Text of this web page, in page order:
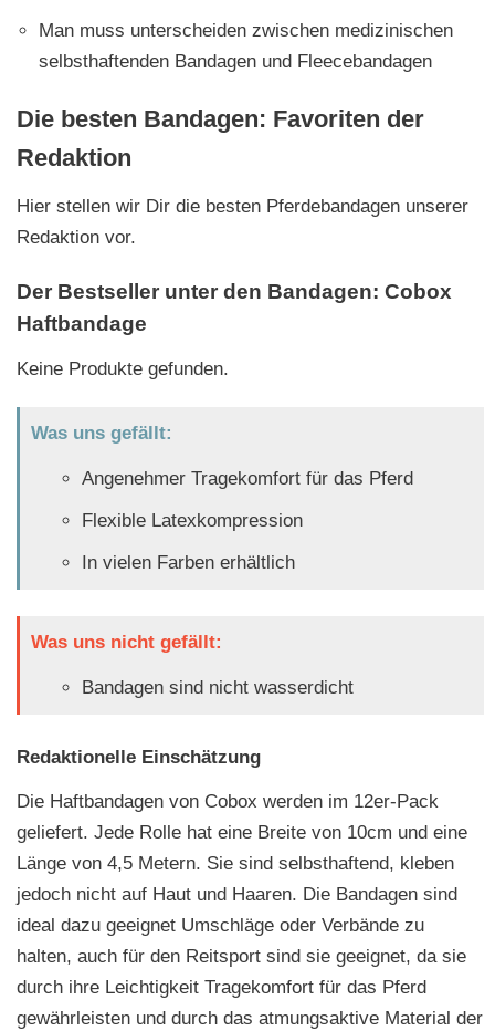
Man muss unterscheiden zwischen medizinischen
selbsthaftenden Bandagen und Fleecebandagen
Die besten Bandagen: Favoriten der
Redaktion
Hier stellen wir Dir die besten Pferdebandagen unserer
Redaktion vor.
Der Bestseller unter den Bandagen: Cobox
Haftbandage
Keine Produkte gefunden.
Was uns gefällt:
Angenehmer Tragekomfort für das Pferd
Flexible Latexkompression
In vielen Farben erhältlich
Was uns nicht gefällt:
Bandagen sind nicht wasserdicht
Redaktionelle Einschätzung
Die Haftbandagen von Cobox werden im 12er-Pack
geliefert. Jede Rolle hat eine Breite von 10cm und eine
Länge von 4,5 Metern. Sie sind selbsthaftend, kleben
jedoch nicht auf Haut und Haaren. Die Bandagen sind
ideal dazu geeignet Umschläge oder Verbände zu
halten, auch für den Reitsport sind sie geeignet, da sie
durch ihre Leichtigkeit Tragekomfort für das Pferd
gewährleisten und durch das atmungsaktive Material der